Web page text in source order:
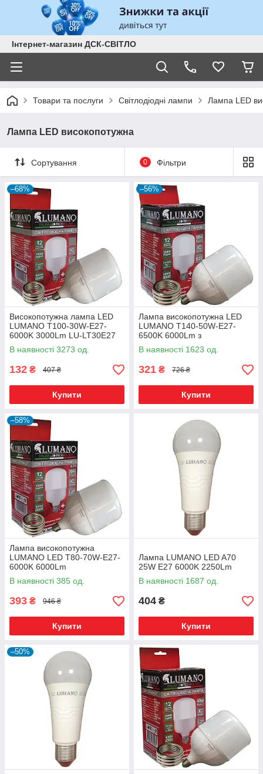
Інтернет-магазин ДСК-СВІТЛО
Товари та послуги Світлодіодні лампи Лампа LED
Лампа LED високопотужна
Сортування 0 Фільтри
–68%
Високопотужна лампа LED
LUMANO T100-30W-E27-
6000K 3000Lm LU-LT30E27
В наявності 3273 од.
132 ₴ 407 ₴
Купити
–56%
Лампа високопотужна LED
LUMANO T140-50W-E27-
6500K 6000Lm з
перехідником на Е40
В наявності 1623 од.
321 ₴ 726 ₴
Купити
–58%
Лампа високопотужна
LUMANO LED T80-70W-E27-
6000K 6000Lm
В наявності 385 од.
393 ₴ 946 ₴
Купити
Лампа LUMANO LED A70
25W E27 6000K 2250Lm
В наявності 1687 од.
404 ₴
Купити
–50%